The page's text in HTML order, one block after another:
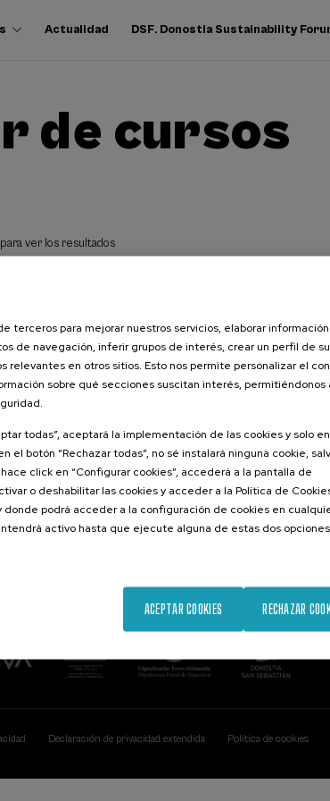
Actualidad DSF. Donostia Sustainability
de cursos
ver los resultados
48
/ San Sebastián
nosotros
Actividades
Declaración de privacidad extendida Política de cookies
terceros para mejorar nuestros servicios, elaborar información
de navegación, inferir grupos de interés, crear un perfil de
relevantes en otros sitios. Esto nos permite personalizar el
sobre qué secciones suscitan interés, permitiéndonos
todas”, aceptará la implementación de las cookies y solo
el botón “Rechazar todas”, no sé instalará ninguna cookie,
click en “Configurar cookies”, accederá a la pantalla de
o deshabilitar las cookies y acceder a la Política de
donde podrá acceder a la configuración de cookies en
activo hasta que ejecute alguna de estas dos
RECHAZAR
ACEPTAR COOKIES